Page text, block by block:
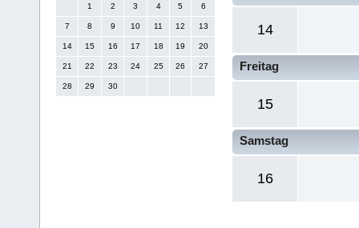
1
2 3 4 5 6
7 8 9 10 11 12 13
14 15 16 17 18 19 20
21 22 23 24 25 26 27
28 29 30
14
Freitag
15
Samstag
16